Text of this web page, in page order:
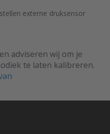
externe druksensor
adviseren wij om je
te laten kalibreren.